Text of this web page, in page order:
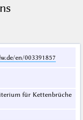
en/003391857
für Kettenbrüche